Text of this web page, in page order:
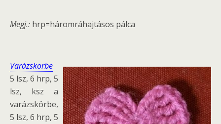
Megj.: hrp=háromráhajtásos pálca
Varázskörbe
5 lsz, 6 hrp, 5
lsz, ksz a
varázskörbe,
5 lsz, 6 hrp, 5